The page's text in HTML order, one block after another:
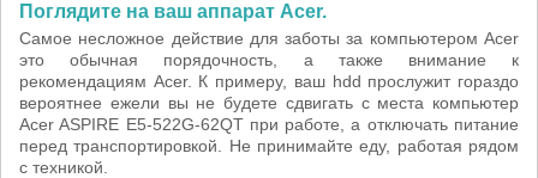
Поглядите на ваш аппарат Acer.
Самое несложное действие для заботы за компьютером Acer
это обычная порядочность, а также внимание к
рекомендациям Acer. К примеру, ваш hdd прослужит гораздо
вероятнее ежели вы не будете сдвигать с места компьютер
Acer ASPIRE E5-522G-62QT при работе, а отключать питание
перед транспортировкой. Не принимайте еду, работая рядом
с техникой.